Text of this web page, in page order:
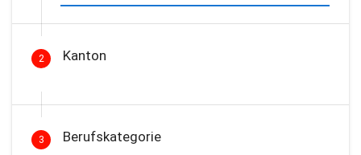
2 Kanton
3 Berufskategorie